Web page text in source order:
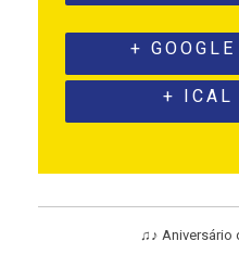
+
+ ICAL
♫♪ Aniversário